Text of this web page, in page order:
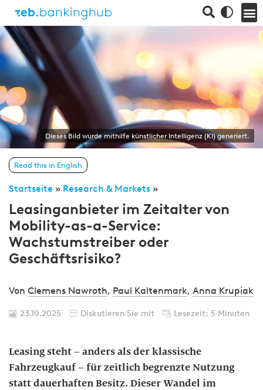
Dieses Bild wurde mithilfe künstlicher Intelligenz (KI) generiert.
Read this in English
Startseite » Research & Markets »
Leasinganbieter im Zeitalter von
Mobility-as-a-Service:
Wachstumstreiber oder
Geschäftsrisiko?
Von Clemens Nawroth, Paul Kaltenmark, Anna Krupiak
23.10.2025 Diskutieren Sie mit Lesezeit: 5 Minuten
Leasing steht – anders als der klassische
Fahrzeugkauf – für zeitlich begrenzte Nutzung
statt dauerhaften Besitz. Dieser Wandel im